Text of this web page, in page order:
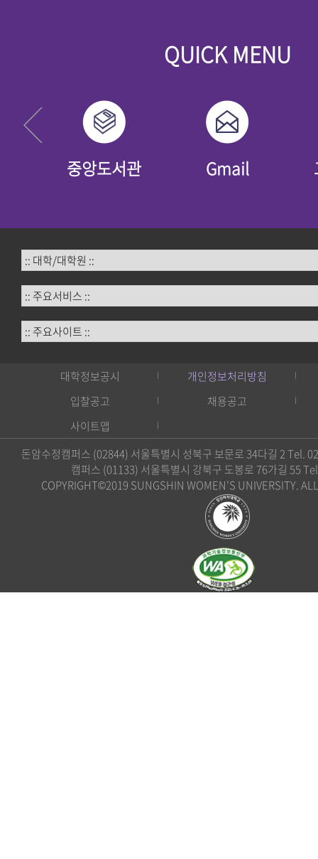
QUICK MENU
중앙도서관 Gmail
:: 대학/대학원 ::
:: 주요서비스 ::
:: 주요사이트 ::
대학정보공시
개인정보처리방침
입찰공고
채용공고
사이트맵
돈암수정캠퍼스 (02844) 서울특별시 성북구 보문로 34다길 2 Tel.
캠퍼스 (01133) 서울특별시 강북구 도봉로 76가길 55
COPYRIGHT©2019 SUNGSHIN WOMEN'S UNIVERSITY.